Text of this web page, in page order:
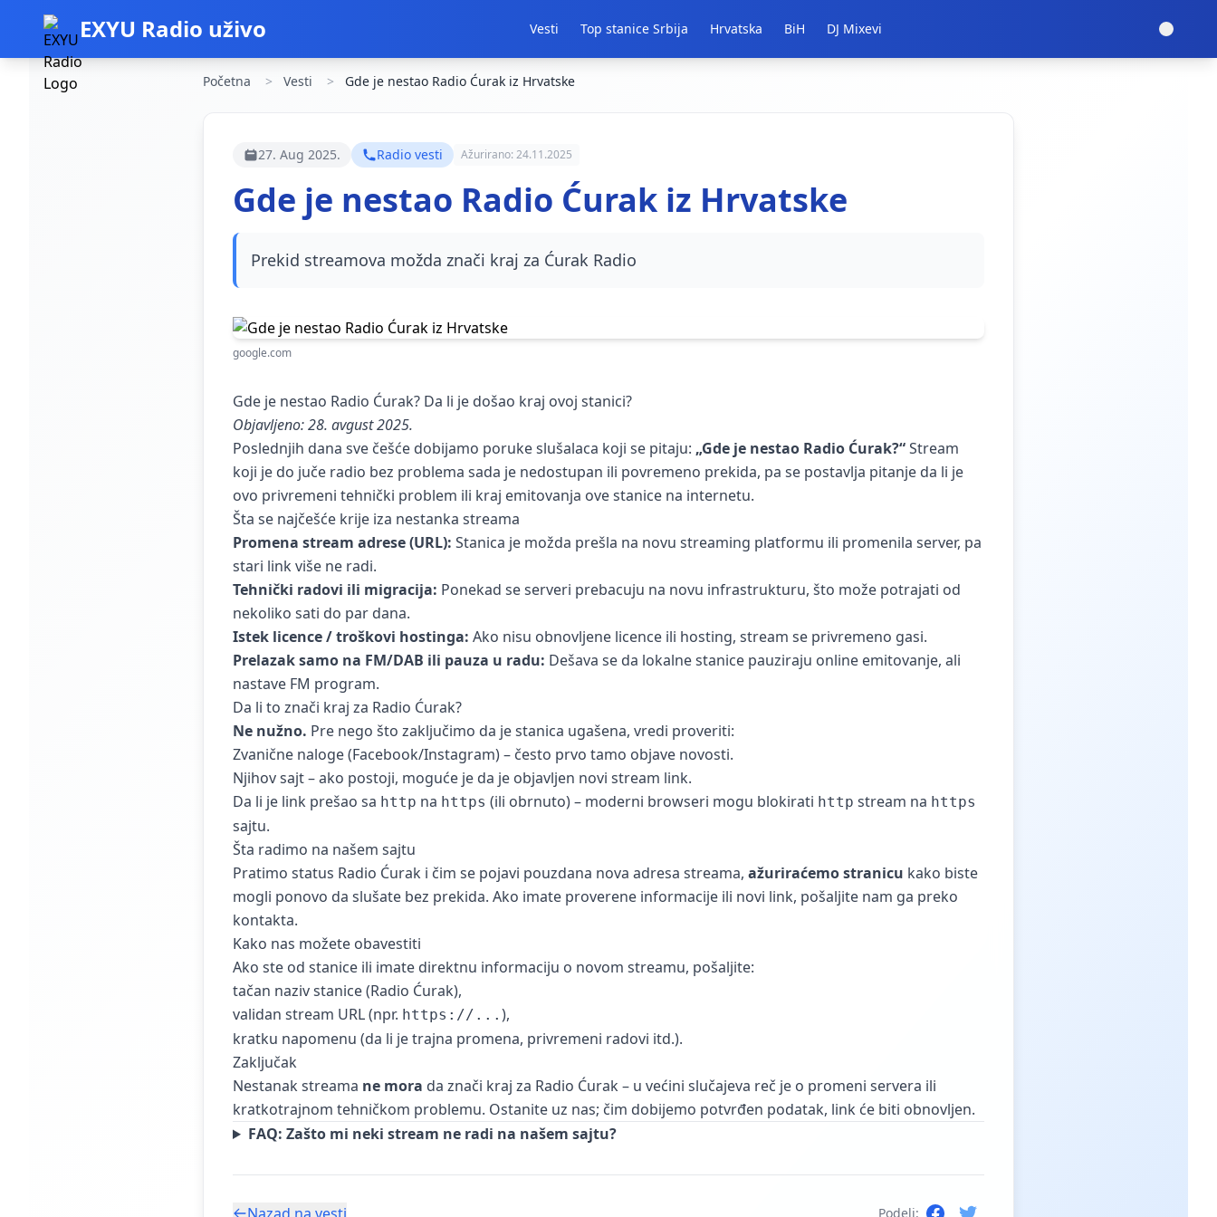
EXYU Radio uživo Vesti Top stanice Srbija Hrvatska BiH DJ Mixevi
Početna Vesti Gde je nestao Radio Ćurak iz Hrvatske
27. Aug 2025. Radio vesti Ažurirano: 24.11.2025
Gde je nestao Radio Ćurak iz Hrvatske
Prekid streamova možda znači kraj za Ćurak Radio
google.com
Gde je nestao Radio Ćurak? Da li je došao kraj ovoj stanici?
Objavljeno: 28. avgust 2025.
Poslednjih dana sve češće dobijamo poruke slušalaca koji se pitaju: „Gde je nestao Radio Ćurak?“Stream
koji je do juče radio bez problema sada je nedostupan ili povremeno prekida, pa se postavlja pitanje da li je
ovo privremeni tehnički problem ili kraj emitovanja ove stanice na internetu.
Šta se najčešće krije iza nestanka streama
Promena stream adrese (URL): Stanica je možda prešla na novu streaming platformu ili promenila server, pa
stari link više ne radi.
Tehnički radovi ili migracija: Ponekad se serveri prebacuju na novu infrastrukturu, što može potrajati od
nekoliko sati do par dana.
Istek licence / troškovi hostinga: Ako nisu obnovljene licence ili hosting, stream se privremeno gasi.
Prelazak samo na FM/DAB ili pauza u radu: Dešava se da lokalne stanice pauziraju online emitovanje, ali
nastave FM program.
Da li to znači kraj za Radio Ćurak?
Ne nužno. Pre nego što zaključimo da je stanica ugašena, vredi proveriti:
Zvanične naloge (Facebook/Instagram) – često prvo tamo objave novosti.
Njihov sajt – ako postoji, moguće je da je objavljen novi stream link.
Da li je link prešao sa http na https (ili obrnuto) – moderni browseri mogu blokirati http stream na https
sajtu.
Šta radimo na našem sajtu
Pratimo status Radio Ćurak i čim se pojavi pouzdana nova adresa streama, ažuriraćemo stranicu kako biste
mogli ponovo da slušate bez prekida. Ako imate proverene informacije ili novi link, pošaljite nam ga preko
kontakta.
Kako nas možete obavestiti
Ako ste od stanice ili imate direktnu informaciju o novom streamu, pošaljite:
tačan naziv stanice (Radio Ćurak),
validan stream URL (npr. https://... ),
kratku napomenu (da li je trajna promena, privremeni radovi itd.).
Zaključak
Nestanak streama ne mora da znači kraj za Radio Ćurak – u većini slučajeva reč je o promeni servera ili
kratkotrajnom tehničkom problemu. Ostanite uz nas; čim dobijemo potvrđen podatak, link će biti obnovljen.
FAQ: Zašto mi neki stream ne radi na našem sajtu?
Podeli: